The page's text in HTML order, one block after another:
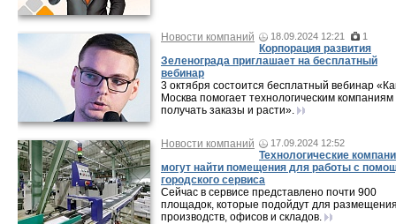
Новости компаний 18.09.2024 12:21 1
Корпорация развития
Зеленограда приглашает на бесплатный
вебинар
3 октября состоится бесплатный вебинар
Москва помогает технологическим компаниям
получать заказы и расти».
Новости компаний 17.09.2024 12:52
Технологические
могут найти помещения для работы с
городского сервиса
Сейчас в сервисе представлено почти 900
площадок, которые подойдут для
производств, офисов и складов.